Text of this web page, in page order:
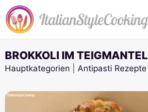
Zum
Inhalt
springen
BROKKOLI IM TEIGMANTEL
Hauptkategorien Antipasti Rezepte